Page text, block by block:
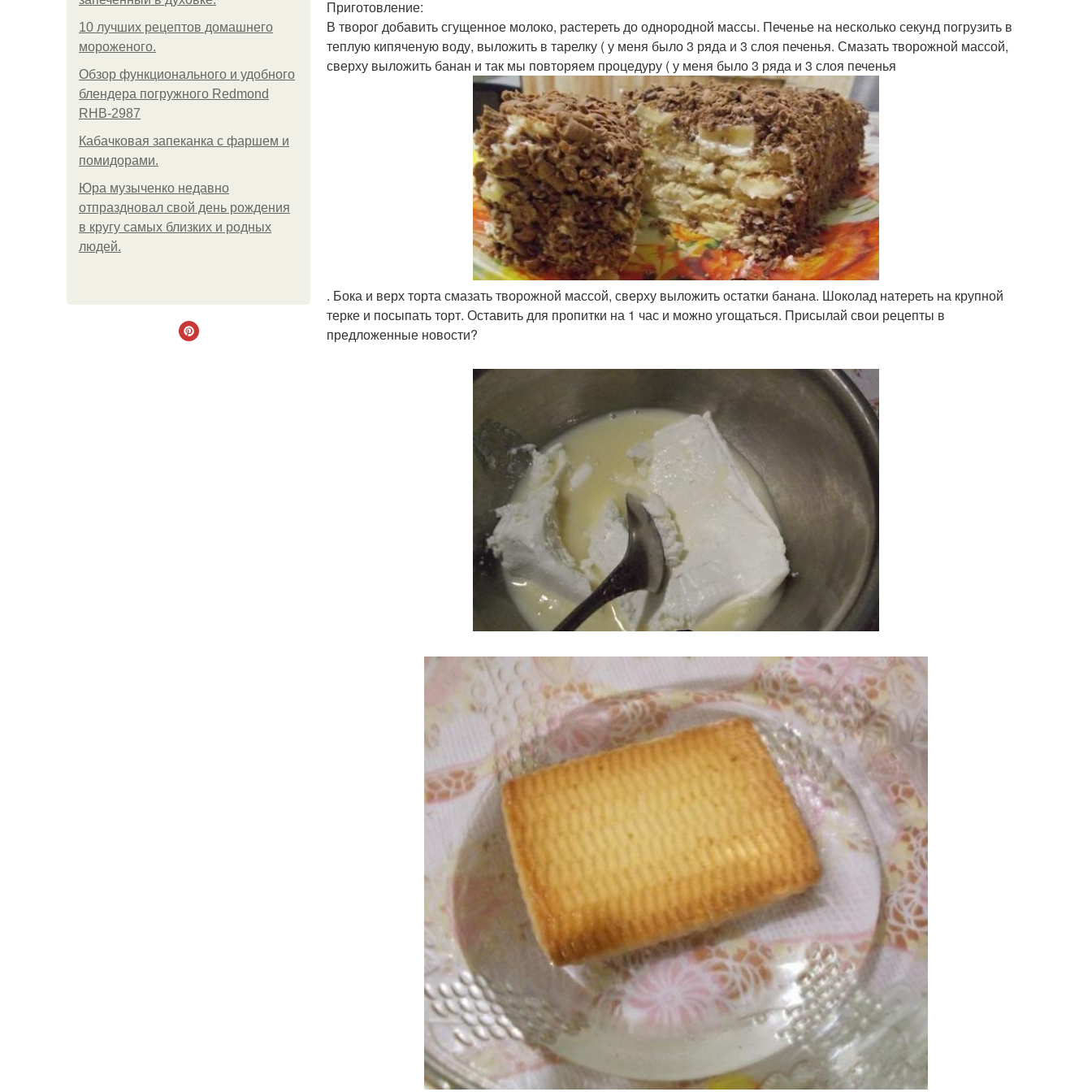
10 лучших рецептов домашнего
мороженого.
Обзор функционального и удобного
блендера погружного Redmond
RHB-2987
Кабачковая запеканка с фаршем и
помидорами.
Юра музыченко недавно
отпраздновал свой день рождения
в кругу самых близких и родных
людей.
Приготовление:
В творог добавить сгущенное молоко, растереть до однородной массы. Печенье на несколько секунд погрузить в
теплую кипяченую воду, выложить в тарелку ( у меня было 3 ряда и 3 слоя печенья. Смазать творожной массой,
сверху выложить банан и так мы повторяем процедуру ( у меня было 3 ряда и 3 слоя печенья
. Бока и верх торта смазать творожной массой, сверху выложить остатки банана. Шоколад натереть на крупной
терке и посыпать торт. Оставить для пропитки на 1 час и можно угощаться. Присылай свои рецепты в
предложенные новости?